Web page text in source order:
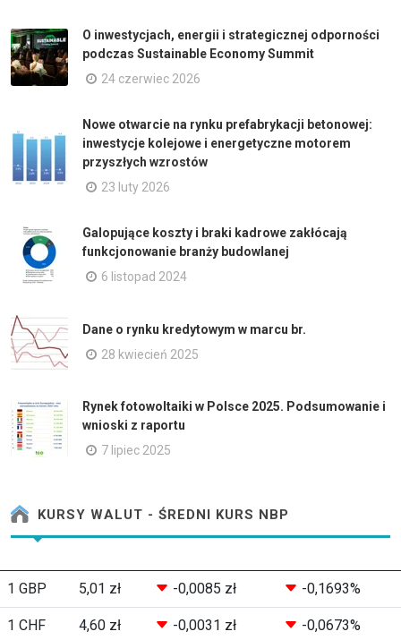
O inwestycjach, energii i strategicznej odporności
podczas Sustainable Economy Summit
24 czerwiec 2026
Nowe otwarcie na rynku prefabrykacji betonowej:
inwestycje kolejowe i energetyczne motorem
przyszłych wzrostów
23 luty 2026
Galopujące koszty i braki kadrowe zakłócają
funkcjonowanie branży budowlanej
6 listopad 2024
Dane o rynku kredytowym w marcu br.
28 kwiecień 2025
Rynek fotowoltaiki w Polsce 2025. Podsumowanie i
wnioski z raportu
7 lipiec 2025
KURSY WALUT - ŚREDNI KURS NBP
1 GBP 5,01 zł -0,0085 zł -0,1693%
1 CHF 4,60 zł -0,0031 zł -0,0673%